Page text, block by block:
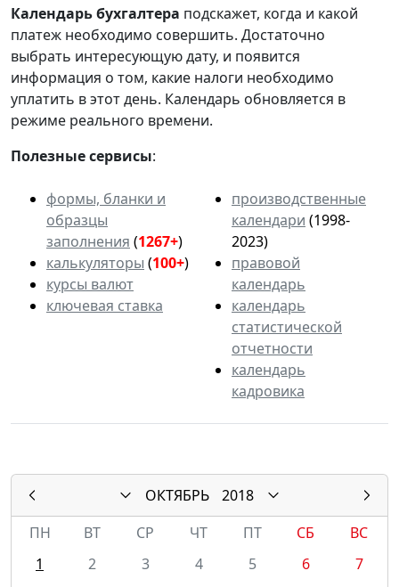
Календарьбухгалтера подскажет, когда и какой
платеж необходимо совершить. Достаточно
выбрать интересующую дату, и появится
информация о том, какие налоги необходимо
уплатить в этот день. Календарь обновляется в
режиме реального времени.
Полезные сервисы:
формы, бланки и
образцы
заполнения (1267+)
калькуляторы (100+)
курсы валют
ключевая ставка
производственные
календари (1998-
2023)
правовой
календарь
календарь
статистической
отчетности
календарь
кадровика
ОКТЯБРЬ
2018
ПН
ВТ СР ЧТ ПТ СБ
ВС
1
2 3 4 5 6
7